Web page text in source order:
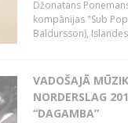
Džonatans
kompānijas "Sub
Baldursson),
VADOŠAJĀ
NORDERSLAG
“DAGAMBA”